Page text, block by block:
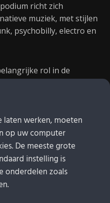
richt zich
muziek, met stijlen
psychobilly, electro en
rol in de
werken, moeten
op uw computer
De meeste grote
instelling is
onderdelen zoals